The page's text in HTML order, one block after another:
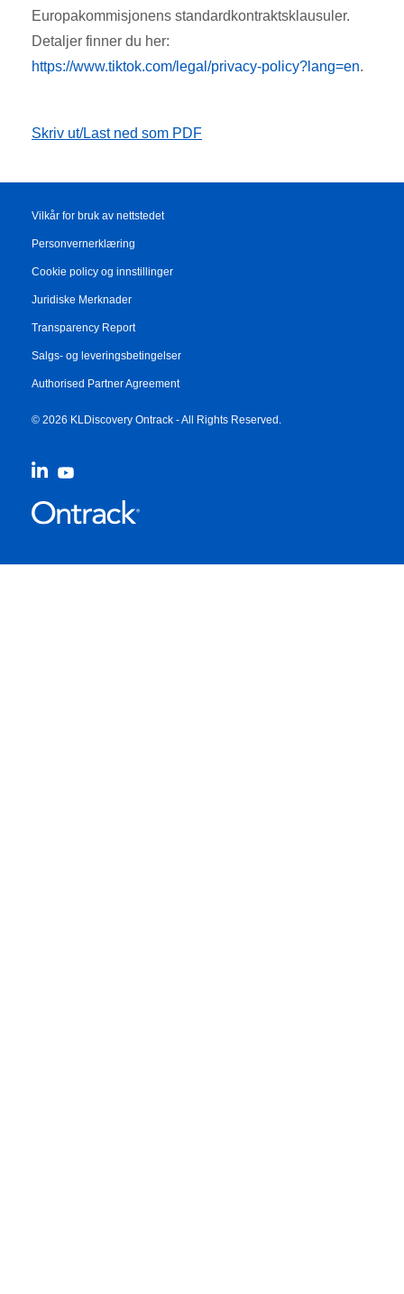
Europakommisjonens standardkontraktsklausuler.
Detaljer finner du her:
https://www.tiktok.com/legal/privacy-policy?lang=en.
Skriv ut/Last ned som PDF
Vilkår for bruk av nettstedet
Personvernerklæring
Cookie policy og innstillinger
Juridiske Merknader
Transparency Report
Salgs- og leveringsbetingelser
Authorised Partner Agreement
© 2026 KLDiscovery Ontrack - All Rights Reserved.